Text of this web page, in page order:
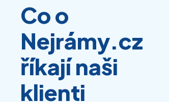
Co o
Nejrámy.cz
říkají naši
klienti